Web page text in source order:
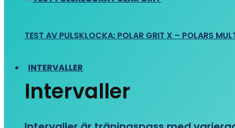
TEST AV PULSKLOCKA: POLAR GRIT X – POLARS
INTERVALLER
Intervaller